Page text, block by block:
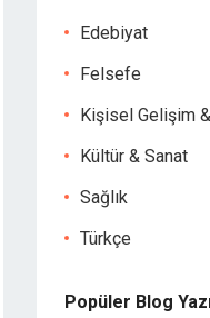
Edebiyat
Felsefe
Kişisel Gelişim
Kültür & Sanat
Sağlık
Türkçe
Popüler Blog